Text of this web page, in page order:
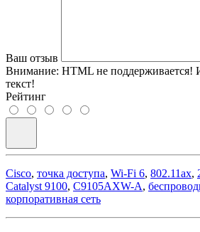
Ваш отзыв
Внимание: HTML не поддерживается!
текст!
Рейтинг
Cisco, точка доступа, Wi-Fi 6, 802.11ax,
Catalyst 9100, C9105AXW-A,
корпоративная сеть